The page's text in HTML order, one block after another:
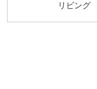
リビング